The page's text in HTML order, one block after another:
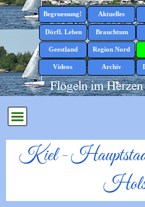
Direkt zum Seiteninhalt
Begruessung! Aktuelles
Dörfl. Leben ▼
Brauchtum
Geestland ▼
Region Nord
Videos Archiv
Kiel -